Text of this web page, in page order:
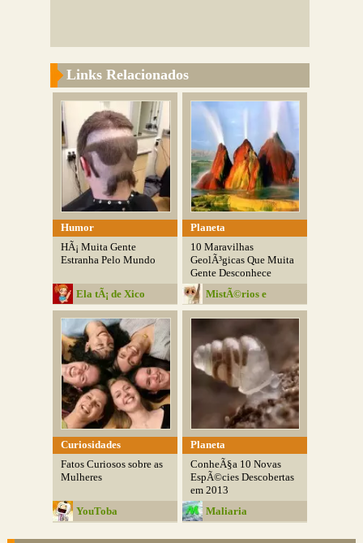
Links Relacionados
Humor
HÃ¡ Muita Gente
Estranha Pelo Mundo
Ela tÃ¡ de Xico
Planeta
10 Maravilhas
GeolÃ³gicas Que Muita
Gente Desconhece
MistÃ©rios e
Curiosidades
Curiosidades
Fatos Curiosos sobre as
Mulheres
YouToba
Planeta
ConheÃ§a 10 Novas
EspÃ©cies Descobertas
em 2013
Maliaria